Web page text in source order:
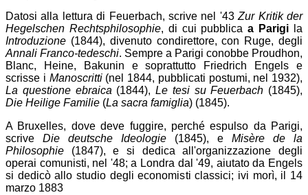
Datosi alla lettura di Feuerbach, scrive nel '43Zur Kritik der
Hegelschen Rechtsphilosophie, di cui pubblicaa Parigi la
Introduzione (1844), divenuto condirettore, con Ruge, degli
Annali Franco-tedeschi. Sempre a Parigi conobbe Proudhon,
Blanc, Heine, Bakunin e soprattutto Friedrich Engels e
scrisse i Manoscritti(nel 1844, pubblicati postumi, nel 1932),
La questione ebraica (1844), Le tesi su Feuerbach (1845),
Die Heilige Familie (La sacra famiglia) (1845).
A Bruxelles, dove deve fuggire, perché espulso da Parigi,
scrive Die deutsche Ideologie (1845), e Misère de la
Philosophie (1847), e si dedica all'organizzazione degli
operai comunisti, nel '48; a Londra dal '49, aiutato da Engels
si dedicò allo studio degli economisti classici; ivi morì, il 14
marzo 1883